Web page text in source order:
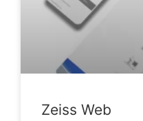
Zeiss Web